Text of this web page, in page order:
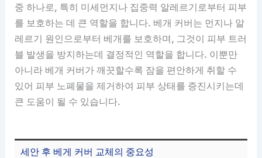
중 하나로, 특히 미세먼지나 집중력 알레르기로부터 피부
를 보호하는 데 큰 역할을 합니다. 베개 커버는 먼지나 알
레르기 원인으로부터 베개를 보호하며, 그것이 피부 트러
블 발생을 방지하는데 결정적인 역할을 합니다. 이뿐만
아니라 베개 커버가 깨끗할수록 잠을 편안하게 취할 수
있어 피부 노폐물을 제거하여 피부 상태를 증진시키는데
큰 도움이 될 수 있습니다.
세안 후 베게 커버 교체의 중요성